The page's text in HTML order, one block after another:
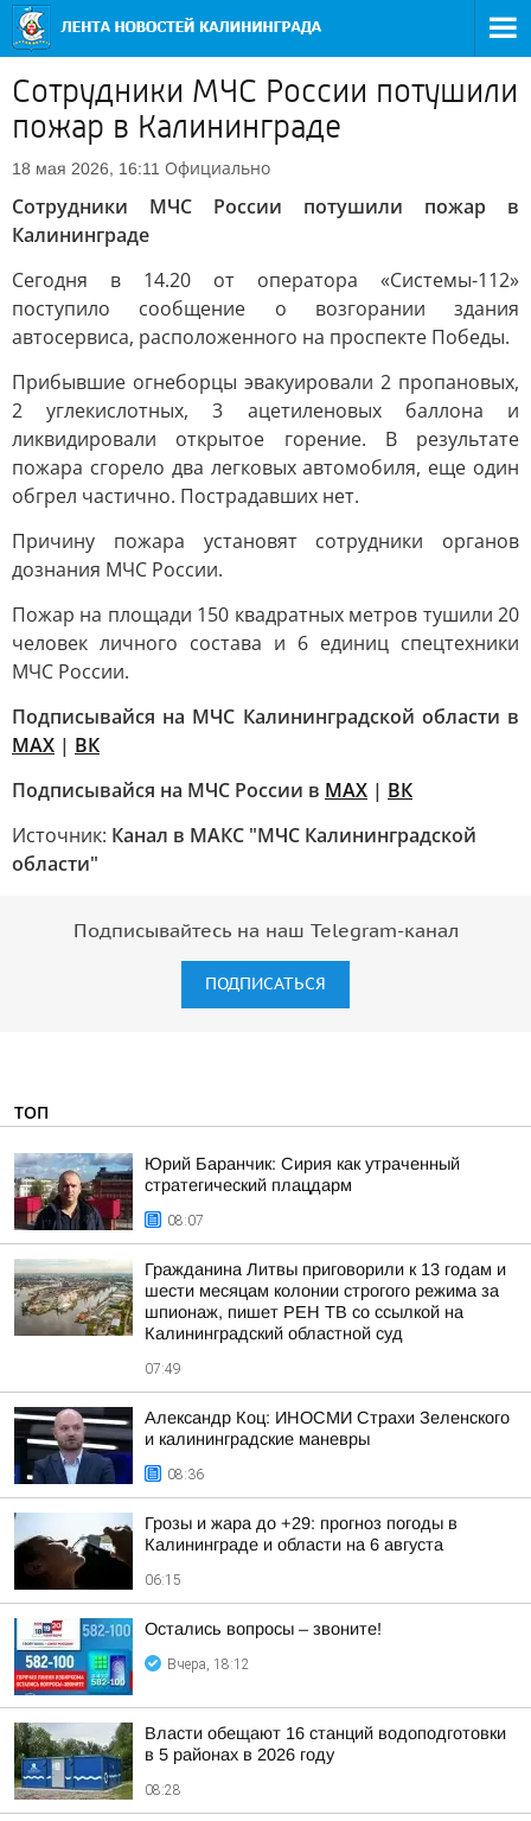
Сотрудники МЧС России потушили
пожар в Калининграде
18 мая 2026, 16:11 Официально
Сотрудники МЧС России потушили пожар в
Калининграде
Сегодня в 14.20 от оператора «Системы-112»
поступило сообщение о возгорании здания
автосервиса, расположенного на проспекте Победы.
Прибывшие огнеборцы эвакуировали 2 пропановых,
2 углекислотных, 3 ацетиленовых баллона и
ликвидировали открытое горение. В результате
пожара сгорело два легковых автомобиля, еще один
обгрел частично. Пострадавших нет.
Причину пожара установят сотрудники органов
дознания МЧС России.
Пожар на площади 150 квадратных метров тушили 20
человек личного состава и 6 единиц спецтехники
МЧС России.
Подписывайся на МЧС Калининградской области в
МАХ | ВК
Подписывайся на МЧС России в MAX | ВК
Источник: Канал в МАКС "МЧС Калининградской
области"
Подписывайтесь на наш Telegram-канал
ПОДПИСАТЬСЯ
ТОП
Юрий Баранчик: Сирия как утраченный
стратегический плацдарм
08:07
Гражданина Литвы приговорили к 13 годам и
шести месяцам колонии строгого режима за
шпионаж, пишет РЕН ТВ со ссылкой на
Калининградский областной суд
07:49
Александр Коц: ИНОСМИ Страхи Зеленского
и калининградские маневры
08:36
Грозы и жара до +29: прогноз погоды в
Калининграде и области на 6 августа
06:15
Остались вопросы – звоните!
Вчера, 18:12
Власти обещают 16 станций водоподготовки
в 5 районах в 2026 году
08:28